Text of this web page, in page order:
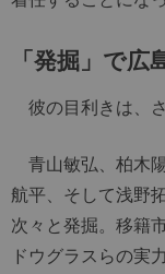
「発掘」で
彼の目利きは、
青山敏弘、柏木
航平、そして浅野
次々と発掘。移籍
ドウグラスらの実